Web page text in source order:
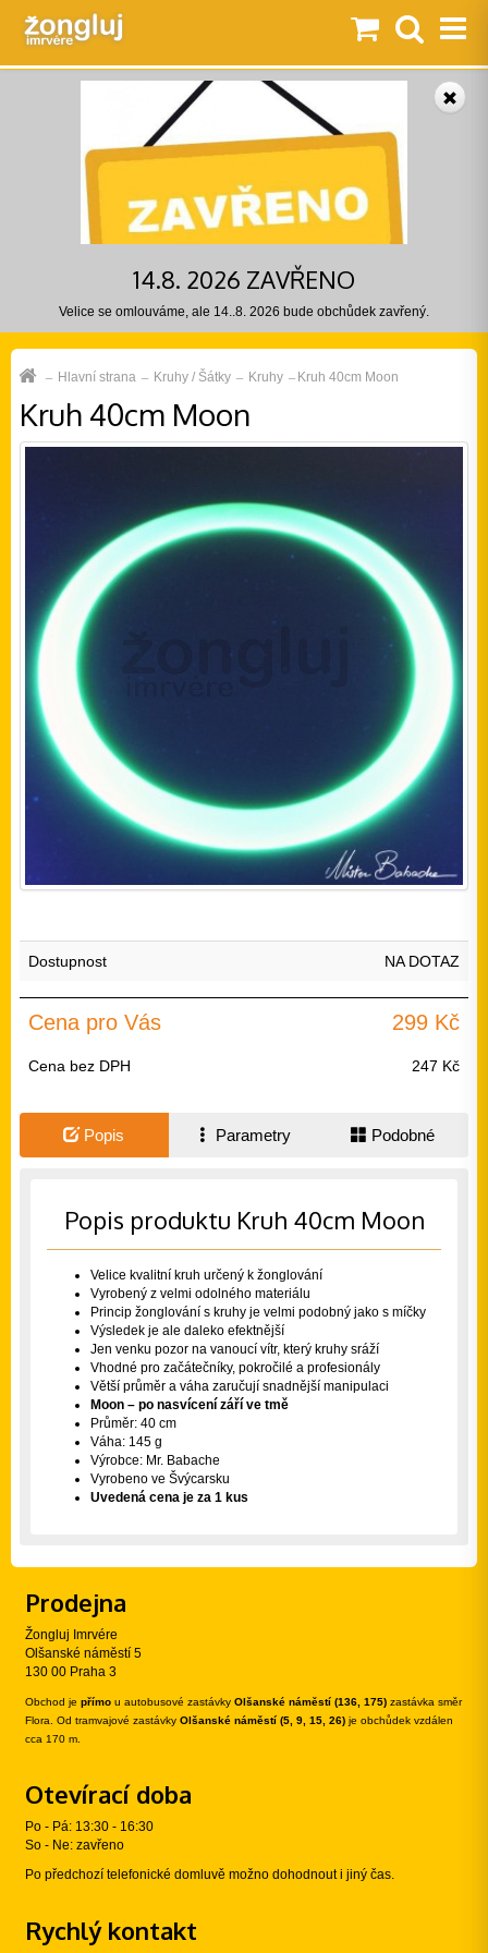
14.8. 2026 ZAVŘENO
Velice se omlouváme, ale 14..8. 2026 bude obchůdek zavřený.
Hlavní strana Kruhy / Šátky Kruhy Kruh 40cm Moon
Kruh 40cm Moon
Dostupnost NA DOTAZ
Cena pro Vás 299 Kč
Cena bez DPH 247 Kč
Popis Parametry Podobné
Popis produktu Kruh 40cm Moon
Velice kvalitní kruh určený k žonglování
Vyrobený z velmi odolného materiálu
Princip žonglování s kruhy je velmi podobný jako s míčky
Výsledek je ale daleko efektnější
Jen venku pozor na vanoucí vítr, který kruhy sráží
Vhodné pro začátečníky, pokročilé a profesionály
Větší průměr a váha zaručují snadnější manipulaci
Moon – po nasvícení září ve tmě
Průměr: 40 cm
Váha: 145 g
Výrobce: Mr. Babache
Vyrobeno ve Švýcarsku
Uvedená cena je za 1 kus
Prodejna
Žongluj Imrvére
Olšanské náměstí 5
130 00 Praha 3
Obchod je přímo u autobusové zastávky Olšanské náměstí (136, 175) zastávka směr
Flora. Od tramvajové zastávky Olšanské náměstí (5, 9, 15, 26) je obchůdek vzdálen
cca 170 m.
Otevírací doba
Po - Pá: 13:30 - 16:30
So - Ne: zavřeno
Po předchozí telefonické domluvě možno dohodnout i jiný čas.
Rychlý kontakt